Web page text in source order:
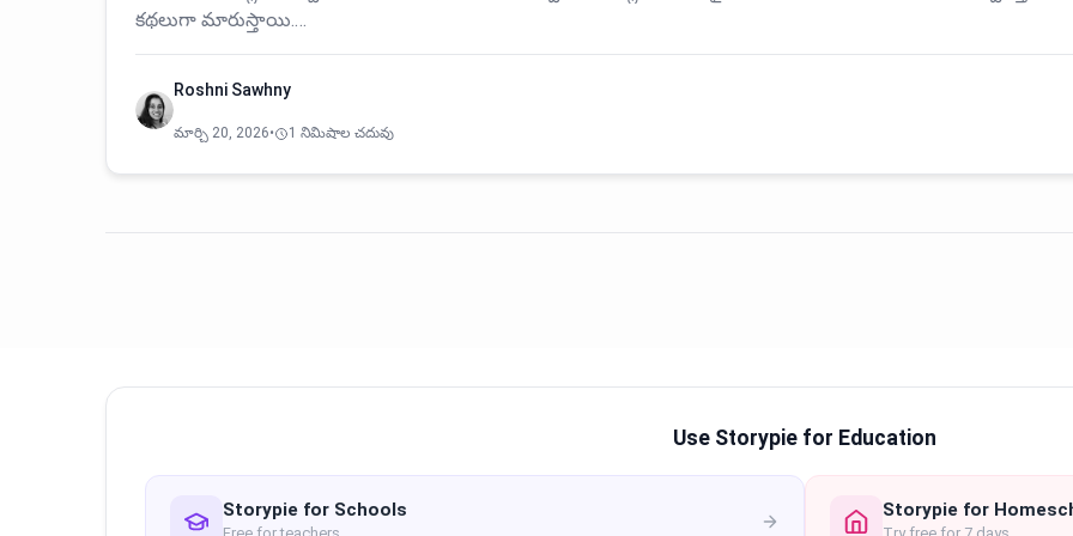
కథలుగా మారుస్తాయి.…
Roshni Sawhny
మార్చి 20, 2026• 1 నిమిషాల చదువు
Use Storypie for Education
Storypie for Schools
Free for teachers
Storypie for
Try free for 7 days